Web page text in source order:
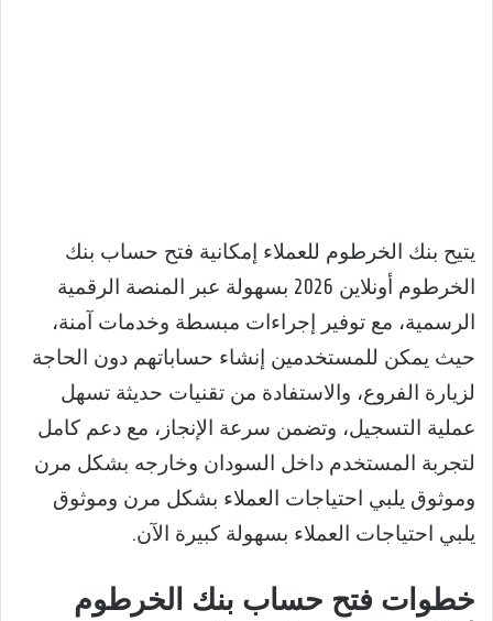
يتيح بنك الخرطوم للعملاء إمكانية فتح حساب بنك
الخرطوم أونلاين 2026 بسهولة عبر المنصة الرقمية
الرسمية، مع توفير إجراءات مبسطة وخدمات آمنة،
حيث يمكن للمستخدمين إنشاء حساباتهم دون الحاجة
لزيارة الفروع، والاستفادة من تقنيات حديثة تسهل
عملية التسجيل، وتضمن سرعة الإنجاز، مع دعم كامل
لتجربة المستخدم داخل السودان وخارجه بشكل مرن
وموثوق يلبي احتياجات العملاء بشكل مرن وموثوق
يلبي احتياجات العملاء بسهولة كبيرة الآن.
خطوات فتح حساب بنك الخرطوم